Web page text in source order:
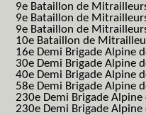
9e Bataillon de
9e Bataillon de
9e Bataillon de
10e Bataillon de
16e Demi Brigade Alpine
30e Demi Brigade Alpine
40e Demi Brigade Alpine
58e Demi Brigade Alpine
230e Demi Brigade Alpine
230e Demi Brigade